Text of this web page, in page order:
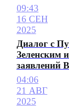
09:43
16 СЕН
2025
Диалог с
Зеленским
заявлений
04:06
21 АВГ
2025